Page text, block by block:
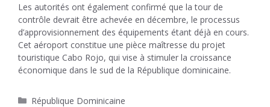
Les autorités ont également confirmé que la tour de
contrôle devrait être achevée en décembre, le processus
d’approvisionnement des équipements étant déjà en cours.
Cet aéroport constitue une pièce maîtresse du projet
touristique Cabo Rojo, qui vise à stimuler la croissance
économique dans le sud de la République dominicaine.
Catégories
République Dominicaine